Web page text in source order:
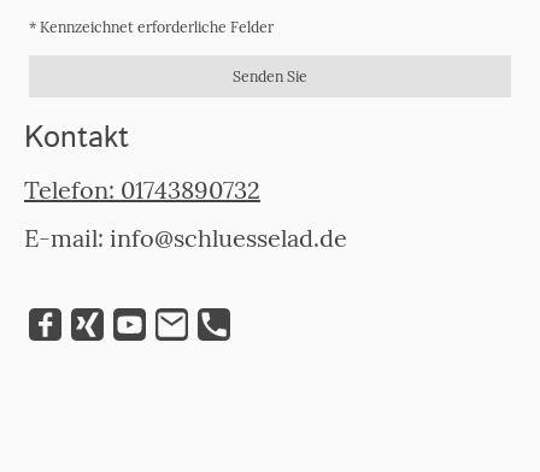
* Kennzeichnet erforderliche Felder
Senden Sie
Kontakt
Telefon: 01743890732
E-mail: info@schluesselad.de